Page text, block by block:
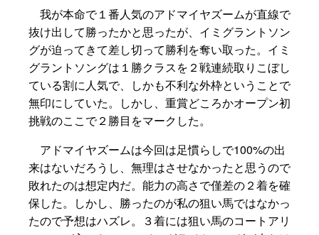
我が本命で１番人気のアドマイヤズームが直線で
抜け出して勝ったかと思ったが、イミグラントソン
グが迫ってきて差し切って勝利を奪い取った。イミ
グラントソングは１勝クラスを２戦連続取りこぼし
ている割に人気で、しかも不利な外枠ということで
無印にしていた。しかし、重賞どころかオープン初
挑戦のここで２勝目をマークした。
アドマイヤズームは今回は足慣らしで100%の出
来はないだろうし、無理はさせなかったと思うので
敗れたのは想定内だ。能力の高さで僅差の２着を確
保した。しかし、勝ったのが私の狙い馬ではなかっ
たので予想はハズレ。３着には狙い馬のコートアリ